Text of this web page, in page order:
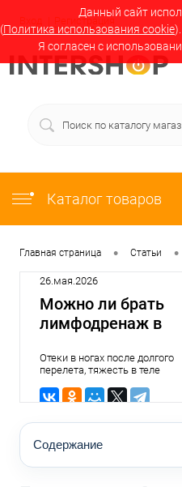
Данный сайт
(Политика использования cookie
Я согласен с
Вход Регистрация
Каталог товаров
Главная страница • Статьи •
26.мая.2026
Можно ли брать
лимфодренаж в
Отеки в ногах после долгого
перелета, тяжесть в теле
и легкий стресс от смены
часовых поясов — знакомо?
для нашей лимфатической
системы они часто
становятся настоящим
Содержание